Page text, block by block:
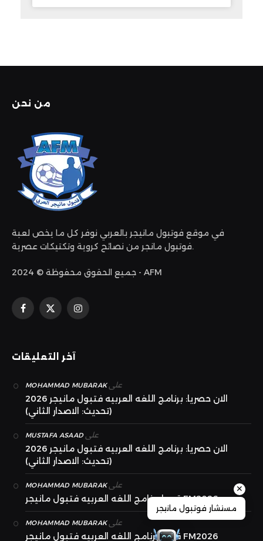
من نحن
في موقع فوتبول مانيجر بالعربي نوفر كل ما يخص لعبة
فوتبول مانجر من نصائح كروية وتكتيكات عصرية.
جميع الحقوق محفوظة © 2024 - AFM
فيسبوك
X
الانستغرام
آخر التعليقات
MOHAMMAD MUBARAK على
الان حصريا: برنامج اللغه العربيه فتبول مانيجر 2026
(تحديث: الاصدار الثاني)
MUSTAFA ASAAD على
الان حصريا: برنامج اللغه العربيه فتبول مانيجر 2026
(تحديث: الاصدار الثاني)
MOHAMMAD MUBARAK على
قريبا برنامج اللغه العربيه فتبول مانيجر FM2026
MOHAMMAD MUBARAK على
قريبا برنامج اللغه العربيه فتبول مانيجر FM2026
✕
مستشار فوتبول مانيجر